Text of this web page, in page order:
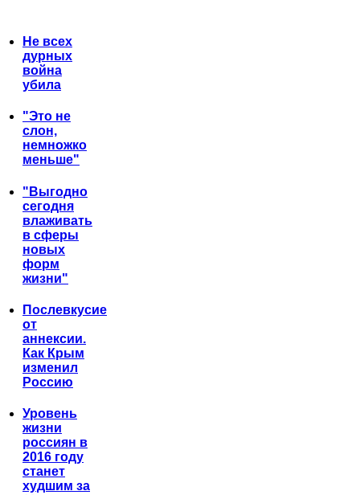
Не всех
дурных
война
убила
"Это не
слон,
немножко
меньше"
"Выгодно
сегодня
влаживать
в сферы
новых
форм
жизни"
Послевкусие
от
аннексии.
Как Крым
изменил
Россию
Уровень
жизни
россиян в
2016 году
станет
худшим за